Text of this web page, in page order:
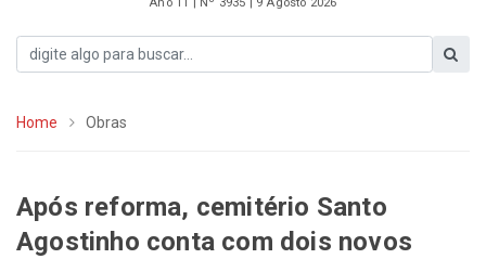
Home Obras
Após reforma, cemitério Santo
Agostinho conta com dois novos